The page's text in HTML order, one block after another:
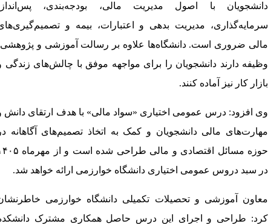
با اصول مدیریت مالی، بودجه‌بندی، پس‌انداز،
مدیریت بدهی و اعتبارات، بیمه و تصمیم‌گیری‌های
ضروری است. دانشگاه‌ها علاوه بر رسالت آموزشی و پژوهشی،
دارند دانشجویان را برای مواجهه موفق با چالش‌های زندگی و
کار نیز آماده کنند.
افزود: درس عمومی اختیاری «سواد مالی» با هدف ارتقای دانش و
مالی دانشجویان و کمک به اتخاذ تصمیم‌های آگاهانه در
حوزه مسائل اقتصادی و مالی طراحی شده است و از مهرماه ۱۴۰۵
سبد دروس عمومی اختیاری دانشگاه خوارزمی ارائه خواهد شد.
آموزشی و تحصیلات تکمیلی دانشگاه خوارزمی خاطرنشان
طراحی و اجرای این درس حاصل همکاری مشترک دانشکده